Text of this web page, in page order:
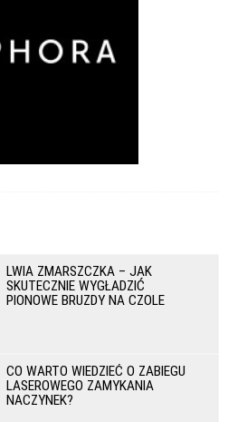
LWIA ZMARSZCZKA – JAK
SKUTECZNIE WYGŁADZIĆ
PIONOWE BRUZDY NA CZOLE
CO WARTO WIEDZIEĆ O ZABIEGU
LASEROWEGO ZAMYKANIA
NACZYNEK?